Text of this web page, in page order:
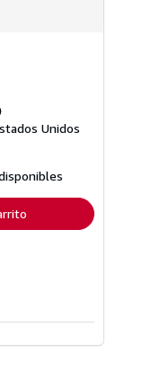
tarifas
de
Unidos